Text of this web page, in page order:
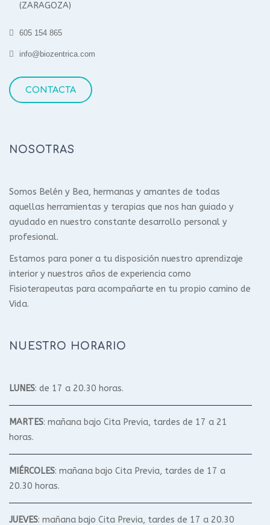
(ZARAGOZA)
605 154 865
info@biozentrica.com
CONTACTA
NOSOTRAS
Somos Belén y Bea, hermanas y amantes de todas
aquellas herramientas y terapias que nos han guiado y
ayudado en nuestro constante desarrollo personal y
profesional.
Estamos para poner a tu disposición nuestro aprendizaje
interior y nuestros años de experiencia como
Fisioterapeutas para acompañarte en tu propio camino de
Vida.
NUESTRO HORARIO
LUNES: de 17 a 20.30 horas.
MARTES: mañana bajo Cita Previa, tardes de 17 a 21
horas.
MIÉRCOLES: mañana bajo Cita Previa, tardes de 17 a
20.30 horas.
JUEVES: mañana bajo Cita Previa, tardes de 17 a 20.30